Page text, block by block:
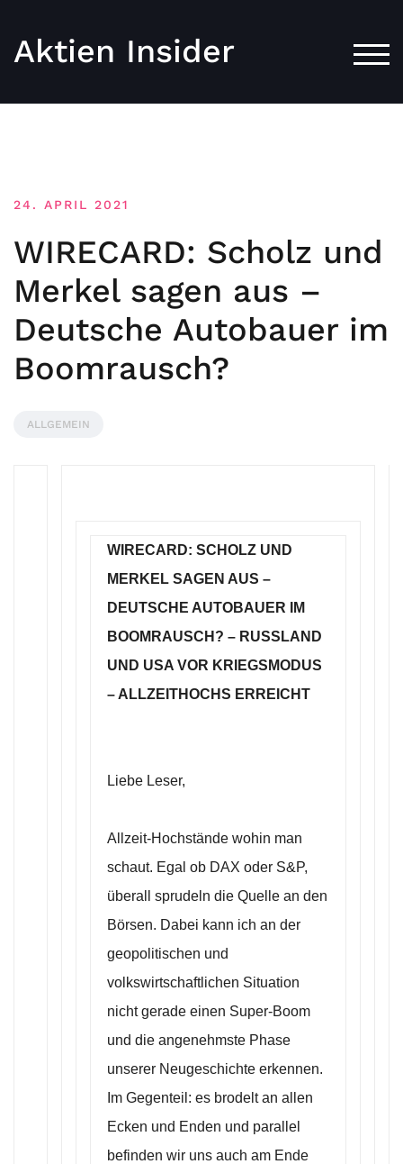
Aktien Insider
24. APRIL 2021
WIRECARD: Scholz und
Merkel sagen aus –
Deutsche Autobauer im
Boomrausch?
ALLGEMEIN
WIRECARD: SCHOLZ UND
MERKEL SAGEN AUS –
DEUTSCHE AUTOBAUER IM
BOOMRAUSCH? – RUSSLAND
UND USA VOR KRIEGSMODUS
– ALLZEITHOCHS ERREICHT
Liebe Leser,
Allzeit-Hochstände wohin man
schaut. Egal ob DAX oder S&P,
überall sprudeln die Quelle an den
Börsen. Dabei kann ich an der
geopolitischen und
volkswirtschaftlichen Situation
nicht gerade einen Super-Boom
und die angenehmste Phase
unserer Neugeschichte erkennen.
Im Gegenteil: es brodelt an allen
Ecken und Enden und parallel
befinden wir uns auch am Ende